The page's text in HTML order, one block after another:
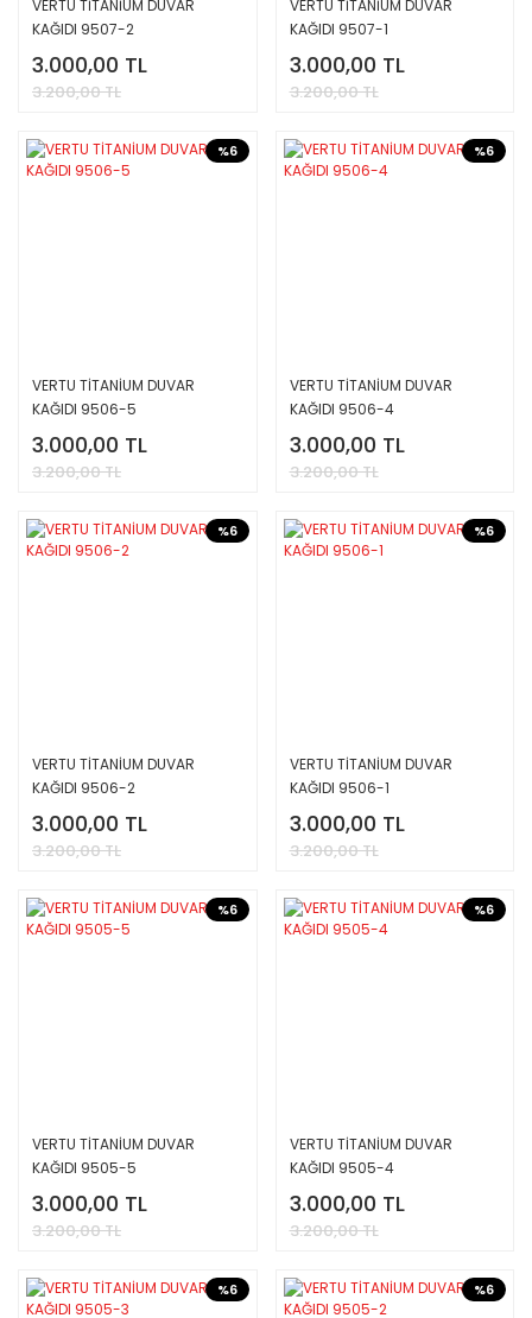
VERTU TİTANİUM DUVAR
KAĞIDI 9507-2
3.000,00 TL
3.200,00 TL
VERTU TİTANİUM DUVAR
KAĞIDI 9507-1
3.000,00 TL
3.200,00 TL
%6
VERTU TİTANİUM DUVAR
KAĞIDI 9506-5
3.000,00 TL
3.200,00 TL
%6
VERTU TİTANİUM DUVAR
KAĞIDI 9506-4
3.000,00 TL
3.200,00 TL
%6
VERTU TİTANİUM DUVAR
KAĞIDI 9506-2
3.000,00 TL
3.200,00 TL
%6
VERTU TİTANİUM DUVAR
KAĞIDI 9506-1
3.000,00 TL
3.200,00 TL
%6
VERTU TİTANİUM DUVAR
KAĞIDI 9505-5
3.000,00 TL
3.200,00 TL
%6
VERTU TİTANİUM DUVAR
KAĞIDI 9505-4
3.000,00 TL
3.200,00 TL
%6 %6